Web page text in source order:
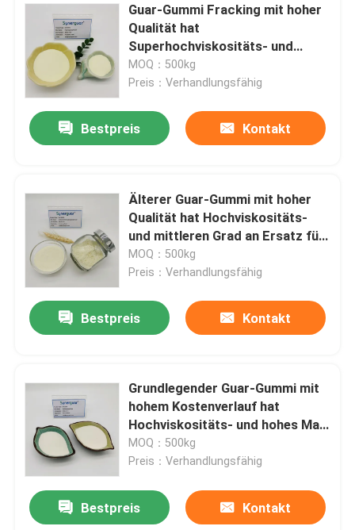
Heim
Produkte
Videos
Guar-Gummi Fracking mit hoher
Qualität hat
Superhochviskositäts- und
mittleren Grad an Ersatz für das
Zerbrechen der Flüssigkeit
MOQ：500kg
Preis：Verhandlungsfähig
Bestpreis Kontakt
Älterer Guar-Gummi mit hoher
Qualität hat Hochviskositäts-
und mittleren Grad an Ersatz für
das Zerbrechen der Flüssigkeit
MOQ：500kg
Preis：Verhandlungsfähig
Bestpreis Kontakt
Grundlegender Guar-Gummi mit
hohem Kostenverlauf hat
Hochviskositäts- und hohes Maß
Ersatz für Farben-Zusatz
MOQ：500kg
Preis：Verhandlungsfähig
Bestpreis Kontakt
Mittleres Ersatz-Guar-Gummi-HochviskositätsGeliermittel Shower Gel Thickener